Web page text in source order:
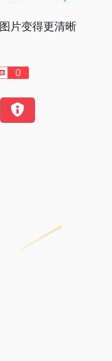
片变得更清晰
0